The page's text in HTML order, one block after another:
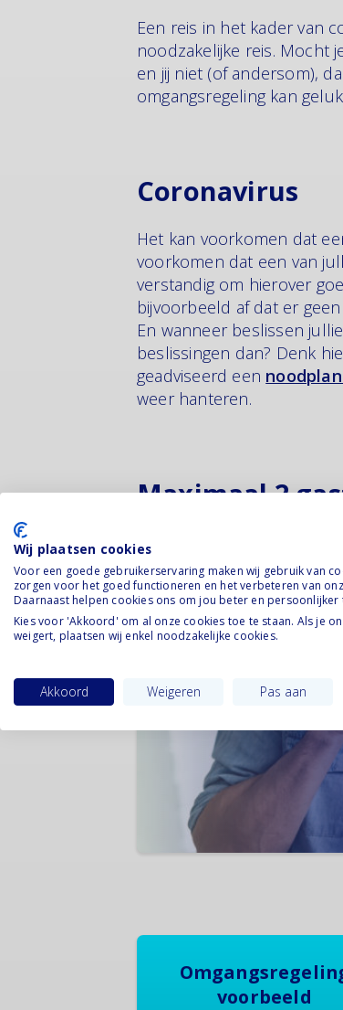
Een reis in het kader van
noodzakelijke reis. Mocht
en jij niet (of andersom),
omgangsregeling kan
Coronavirus
Het kan voorkomen dat
voorkomen dat een van
verstandig om hierover
bijvoorbeeld af dat er
En wanneer beslissen
beslissingen dan? Denk
geadviseerd een
weer hanteren.
Maximaal 2
Je mag thuis maximaal 2
mogelijk, wel laten
voorbeeld
Wij plaatsen cookies
Voor een goede gebruikerservaring maken wij gebruik van
zorgen voor het goed functioneren en het verbeteren van
Daarnaast helpen cookies ons om jou beter en persoonlijker
Kies voor 'Akkoord' om al onze cookies toe te staan. Als je
weigert, plaatsen wij enkel noodzakelijke cookies.
Akkoord Weigeren Pas aan